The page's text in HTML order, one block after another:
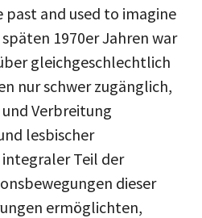
and used to imagine
1970er Jahren war
gleichgeschlechtlich
nur schwer zugänglich,
Verbreitung
lesbischer
Teil der
dieser
ermöglichten,